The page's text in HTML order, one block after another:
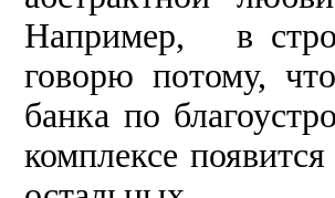
Например,
в
говорю потому,
банка по
комплексе